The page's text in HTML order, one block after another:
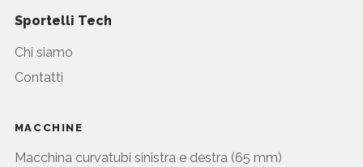
Sportelli Tech
Chi siamo
Contatti
MACCHINE
Macchina curvatubi sinistra e destra (65 mm)